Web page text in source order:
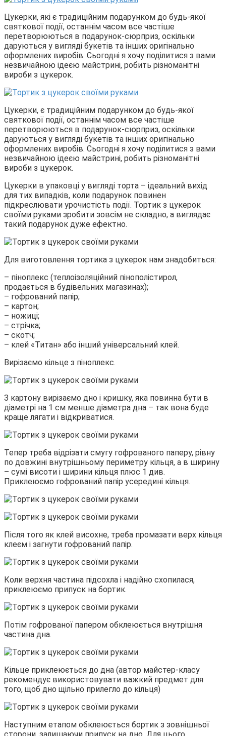
Цукерки, які є традиційним подарунком до будь-якої
святкової події, останнім часом все частіше
перетворюються в подарунок-сюрприз, оскільки
даруються у вигляді букетів та інших оригінально
оформлених виробів. Сьогодні я хочу поділитися з вами
незвичайною ідеєю майстрині, робить різноманітні
вироби з цукерок.
Цукерки, є традиційним подарунком до будь-якої
святкової події, останнім часом все частіше
перетворюються в подарунок-сюрприз, оскільки
даруються у вигляді букетів та інших оригінально
оформлених виробів. Сьогодні я хочу поділитися з вами
незвичайною ідеєю майстрині, робить різноманітні
вироби з цукерок.
Цукерки в упаковці у вигляді торта – ідеальний вихід
для тих випадків, коли подарунок повинен
підкреслювати урочистість події. Тортик з цукерок
своїми руками зробити зовсім не складно, а виглядає
такий подарунок дуже ефектно.
Для виготовлення тортика з цукерок нам знадобиться:
– піноплекс (теплоізоляційний пінополістирол,
продається в будівельних магазинах);
– гофрований папір;
– картон;
– ножиці;
– стрічка;
– скотч;
– клей «Титан» або інший універсальний клей.
Вирізаємо кільце з піноплекс.
З картону вирізаємо дно і кришку, яка повинна бути в
діаметрі на 1 см менше діаметра дна – так вона буде
краще лягати і відкриватися.
Тепер треба відрізати смугу гофрованого паперу, рівну
по довжині внутрішньому периметру кільця, а в ширину
– сумі висоти і ширини кільця плюс 1 див.
Приклеюємо гофрований папір усередині кільця.
Після того як клей висохне, треба промазати верх кільця
клеєм і загнути гофрований папір.
Коли верхня частина підсохла і надійно схопилася,
приклеюємо припуск на бортик.
Потім гофрованої папером обклеюється внутрішня
частина дна.
Кільце приклеюється до дна (автор майстер-класу
рекомендує використовувати важкий предмет для
того, щоб дно щільно прилегло до кільця)
Наступним етапом обклеюється бортик з зовнішньої